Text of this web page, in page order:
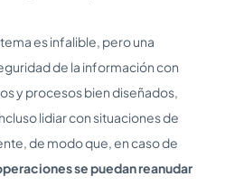
es infalible, pero una
de la información con
y procesos bien diseñados,
lidiar con situaciones de
de modo que, en caso de
se puedan reanudar